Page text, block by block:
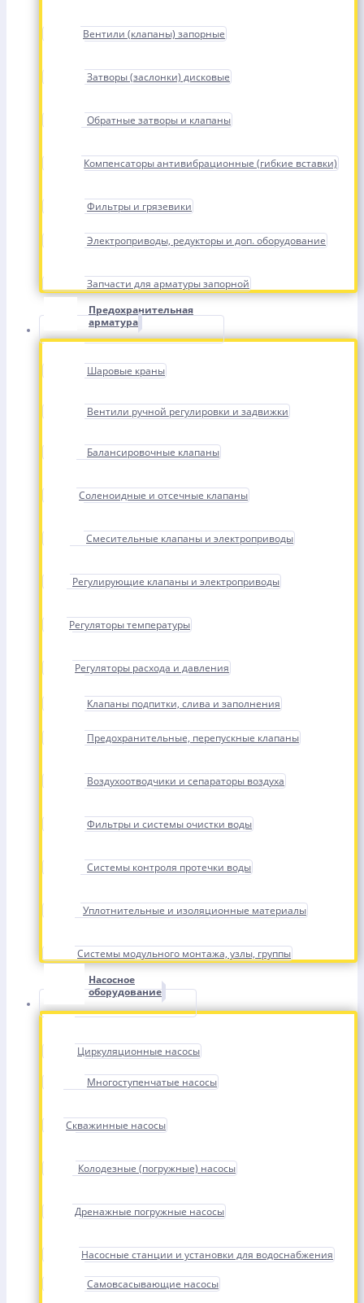
Вентили (клапаны) запорные
Затворы (заслонки) дисковые
Обратные затворы и клапаны
Компенсаторы антивибрационные (гибкие вставки)
Фильтры и грязевики
Электроприводы, редукторы и доп. оборудование
Запчасти для арматуры запорной
Предохранительная
арматура
Шаровые краны
Вентили ручной регулировки и задвижки
Балансировочные клапаны
Соленоидные и отсечные клапаны
Смесительные клапаны и электроприводы
Регулирующие клапаны и электроприводы
Регуляторы температуры
Регуляторы расхода и давления
Клапаны подпитки, слива и заполнения
Предохранительные, перепускные клапаны
Воздухоотводчики и сепараторы воздуха
Фильтры и системы очистки воды
Системы контроля протечки воды
Уплотнительные и изоляционные материалы
Системы модульного монтажа, узлы, группы
Насосное
оборудование
Циркуляционные насосы
Многоступенчатые насосы
Скважинные насосы
Колодезные (погружные) насосы
Дренажные погружные насосы
Насосные станции и установки для водоснабжения
Самовсасывающие насосы